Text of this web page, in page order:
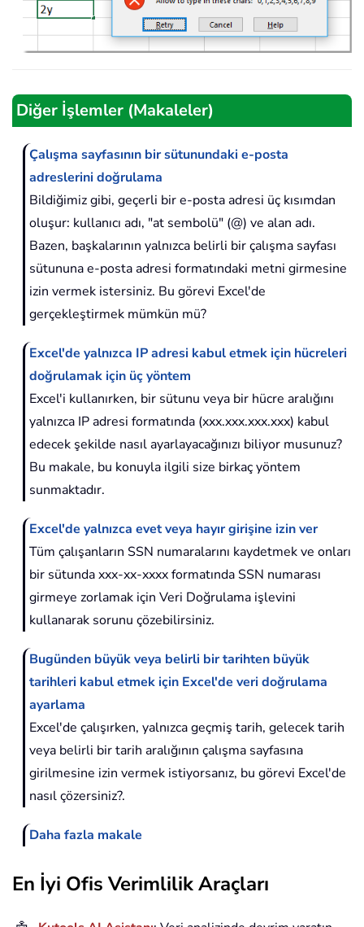
Diğer İşlemler (Makaleler)
Çalışma sayfasının bir sütunundaki e-posta
adreslerini doğrulama
Bildiğimiz gibi, geçerli bir e-posta adresi üç kısımdan
oluşur: kullanıcı adı, "at sembolü" (@) ve alan adı.
Bazen, başkalarının yalnızca belirli bir çalışma sayfası
sütununa e-posta adresi formatındaki metni girmesine
izin vermek istersiniz. Bu görevi Excel'de
gerçekleştirmek mümkün mü?
Excel'de yalnızca IP adresi kabul etmek için hücreleri
doğrulamak için üç yöntem
Excel'i kullanırken, bir sütunu veya bir hücre aralığını
yalnızca IP adresi formatında (xxx.xxx.xxx.xxx) kabul
edecek şekilde nasıl ayarlayacağınızı biliyor musunuz?
Bu makale, bu konuyla ilgili size birkaç yöntem
sunmaktadır.
Excel'de yalnızca evet veya hayır girişine izin ver
Tüm çalışanların SSN numaralarını kaydetmek ve onları
bir sütunda xxx-xx-xxxx formatında SSN numarası
girmeye zorlamak için Veri Doğrulama işlevini
kullanarak sorunu çözebilirsiniz.
Bugünden büyük veya belirli bir tarihten büyük
tarihleri kabul etmek için Excel'de veri doğrulama
ayarlama
Excel'de çalışırken, yalnızca geçmiş tarih, gelecek tarih
veya belirli bir tarih aralığının çalışma sayfasına
girilmesine izin vermek istiyorsanız, bu görevi Excel'de
nasıl çözersiniz?.
Daha fazla makale
En İyi Ofis Verimlilik Araçları